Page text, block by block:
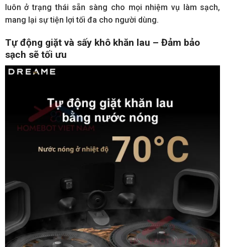
luôn ở trạng thái sẵn sàng cho mọi nhiệm vụ làm sạch,
mang lại sự tiện lợi tối đa cho người dùng.
Tự động giặt và sấy khô khăn lau – Đảm bảo
sạch sẽ tối ưu